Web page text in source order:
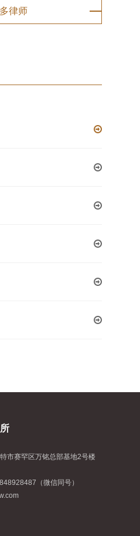
律师
市赛罕区万铭总部基地2号楼
（微信同号）